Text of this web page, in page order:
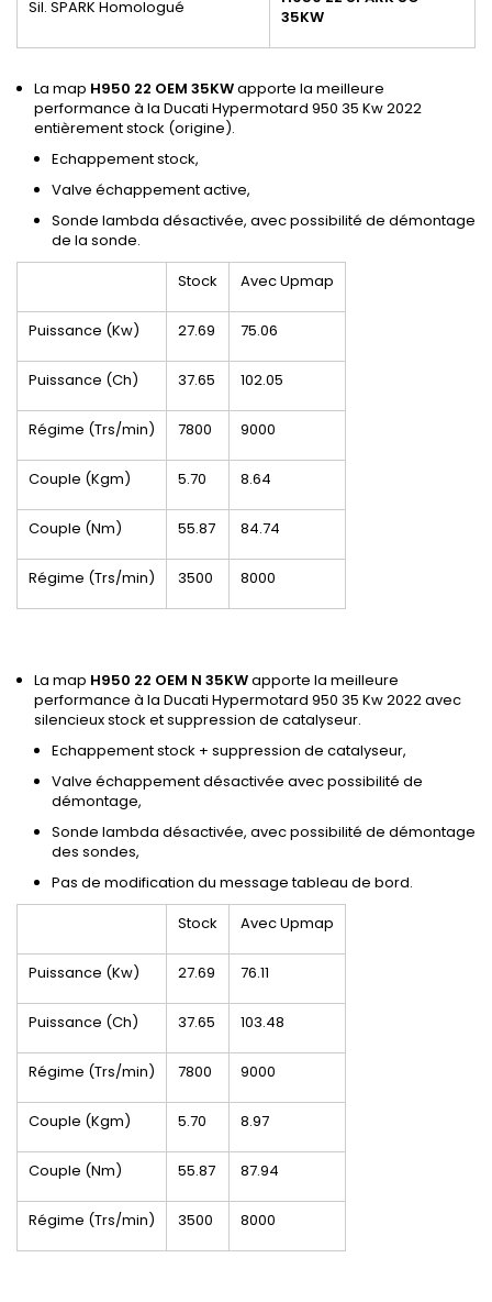
Sil. SPARK Homologué
35KW
La map H950 22 OEM 35KWapporte la meilleure
performance à la Ducati Hypermotard 950 35 Kw 2022
entièrement stock (origine).
Echappement stock,
Valve échappement active,
Sonde lambda désactivée, avec possibilité de démontage
de la sonde.
Stock
Avec Upmap
Puissance (Kw) 27.69 75.06
Puissance (Ch) 37.65 102.05
Régime (Trs/min) 7800 9000
Couple (Kgm) 5.70 8.64
Couple (Nm) 55.87 84.74
Régime (Trs/min) 3500 8000
La map H950 22 OEM N 35KWapporte la meilleure
performance à la Ducati Hypermotard 950 35 Kw 2022 avec
silencieux stock et suppression de catalyseur.
Echappement stock + suppression de catalyseur,
Valve échappement désactivée avec possibilité de
démontage,
Sonde lambda désactivée, avec possibilité de démontage
des sondes,
Pas de modification du message tableau de bord.
Stock
Avec Upmap
Puissance (Kw) 27.69 76.11
Puissance (Ch) 37.65 103.48
Régime (Trs/min) 7800 9000
Couple (Kgm) 5.70 8.97
Couple (Nm) 55.87 87.94
Régime (Trs/min) 3500 8000